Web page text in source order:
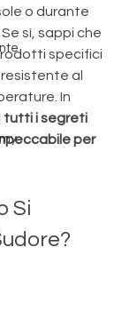
o durante
sì, sappi che
specifici
al
In
tutti i segreti
per
Si